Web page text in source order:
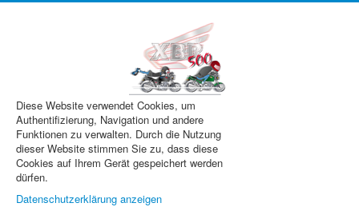
Diese Website verwendet Cookies, um
Authentifizierung, Navigation und andere
Funktionen zu verwalten. Durch die Nutzung
dieser Website stimmen Sie zu, dass diese
Cookies auf Ihrem Gerät gespeichert werden
dürfen.
Datenschutzerklärung anzeigen